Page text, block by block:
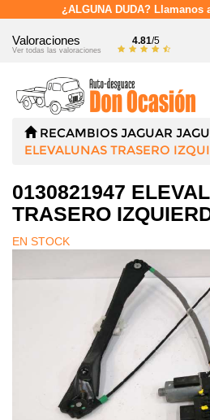
¿ALGUNA DUDA? Llamanos
Valoraciones
Ver todas las valoraciones
4.81/5
RECAMBIOS JAGUAR
ELEVALUNAS TRASERO
0130821947
TRASERO
EN STOCK